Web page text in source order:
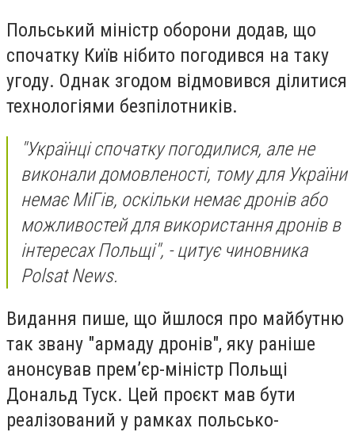
Польський міністр оборони додав, що
спочатку Київ нібито погодився на таку
угоду. Однак згодом відмовився ділитися
технологіями безпілотників.
"Українці спочатку погодилися, але не
виконали домовленості, тому для України
немає МіГів, оскільки немає дронів або
можливостей для використання дронів в
інтересах Польщі", - цитує чиновника
Polsat News.
Видання пише, що йшлося про майбутню
так звану "армаду дронів", яку раніше
анонсував прем’єр-міністр Польщі
Дональд Туск. Цей проєкт мав бути
реалізований у рамках польсько-